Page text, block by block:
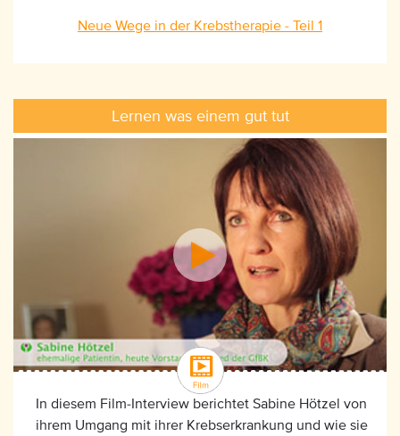
Neue Wege in der Krebstherapie - Teil 1
Lernen was einem gut tut
In diesem Film-Interview berichtet Sabine Hötzel von
ihrem Umgang mit ihrer Krebserkrankung und wie sie